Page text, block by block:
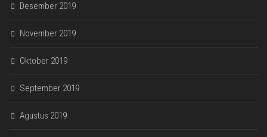
Desember 2019
November 2019
Oktober 2019
September 2019
Agustus 2019